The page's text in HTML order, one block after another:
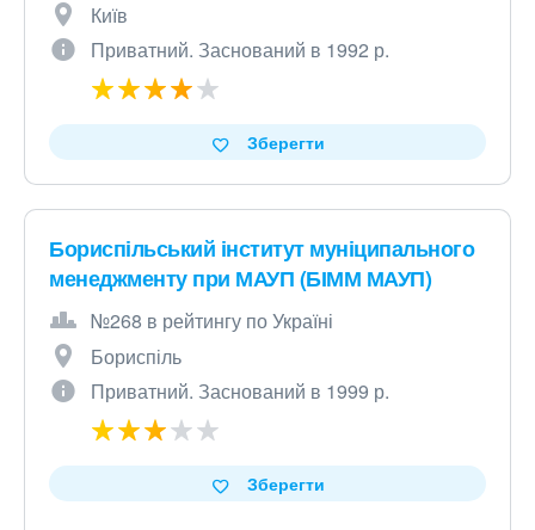
Київ
Приватний. Заснований в 1992 р.
Зберегти
Бориспільський інститут муніципального
менеджменту при МАУП (БІММ МАУП)
№268 в рейтингу по Україні
Бориспіль
Приватний. Заснований в 1999 р.
Зберегти